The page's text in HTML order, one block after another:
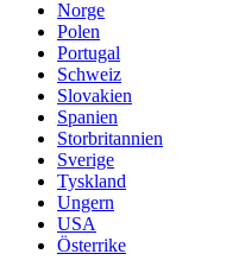
Norge
Polen
Portugal
Schweiz
Slovakien
Spanien
Storbritannien
Sverige
Tyskland
Ungern
USA
Österrike